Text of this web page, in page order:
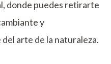
donde puedes retirarte
y
arte de la naturaleza.